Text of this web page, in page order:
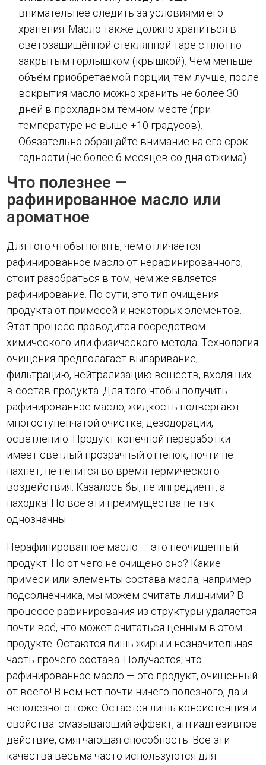
внимательнее следить за условиями его
хранения. Масло также должно храниться в
светозащищённой стеклянной таре с плотно
закрытым горлышком (крышкой). Чем меньше
объём приобретаемой порции, тем лучше, после
вскрытия масло можно хранить не более 30
дней в прохладном тёмном месте (при
температуре не выше +10 градусов).
Обязательно обращайте внимание на его срок
годности (не более 6 месяцев со дня отжима).
Что полезнее —
рафинированное масло или
ароматное
Для того чтобы понять, чем отличается
рафинированное масло от нерафинированного,
стоит разобраться в том, чем же является
рафинирование. По сути, это тип очищения
продукта от примесей и некоторых элементов.
Этот процесс проводится посредством
химического или физического метода. Технология
очищения предполагает выпаривание,
фильтрацию, нейтрализацию веществ, входящих
в состав продукта. Для того чтобы получить
рафинированное масло, жидкость подвергают
многоступенчатой очистке, дезодорации,
осветлению. Продукт конечной переработки
имеет светлый прозрачный оттенок, почти не
пахнет, не пенится во время термического
воздействия. Казалось бы, не ингредиент, а
находка! Но все эти преимущества не так
однозначны.
Нерафинированное масло — это неочищенный
продукт. Но от чего не очищено оно? Какие
примеси или элементы состава масла, например
подсолнечника, мы можем считать лишними? В
процессе рафинирования из структуры удаляется
почти всё, что может считаться ценным в этом
продукте. Остаются лишь жиры и незначительная
часть прочего состава. Получается, что
рафинированное масло — это продукт, очищенный
от всего! В нём нет почти ничего полезного, да и
неполезного тоже. Остается лишь консистенция и
свойства: смазывающий эффект, антиадгезивное
действие, смягчающая способность. Все эти
качества весьма часто используются для